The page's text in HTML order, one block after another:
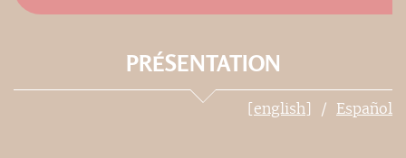
PRÉSENTATION
[english] Español